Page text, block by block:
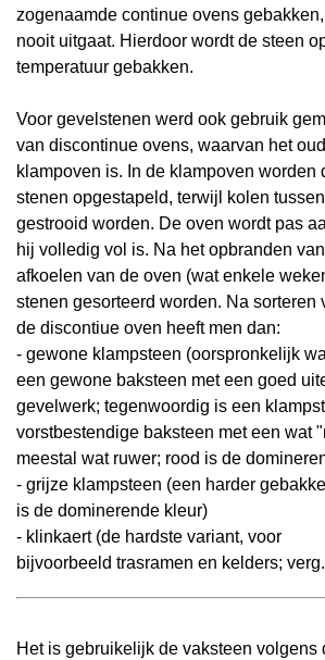
zogenaamde continue ovens
nooit uitgaat. Hierdoor wordt de steen
temperatuur gebakken.
Voor gevelstenen werd ook gebruik
van discontinue ovens, waarvan het
klampoven is. In de klampoven worden
stenen opgestapeld, terwijl kolen
gestrooid worden. De oven wordt pas
hij volledig vol is. Na het opbranden
afkoelen van de oven (wat enkele
stenen gesorteerd worden. Na sorteren
de discontiue oven heeft men dan:
- gewone klampsteen (oorspronkelijk
een gewone baksteen met een goed
gevelwerk; tegenwoordig is een
vorstbestendige baksteen met een wat
meestal wat ruwer; rood is de
- grijze klampsteen (een harder
is de dominerende kleur)
- klinkaert (de hardste variant, voor
bijvoorbeeld trasramen en kelders; verg.
Het is gebruikelijk de vaksteen volgens